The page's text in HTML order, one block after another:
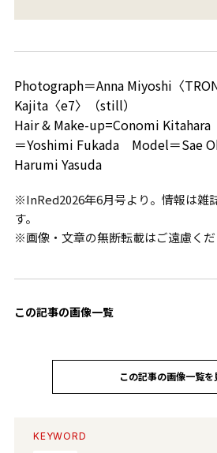
Photograph＝Anna Miyoshi〈
Kajita〈e7〉（still）
Hair & Make-up=Conomi
＝Yoshimi Fukada Model＝Sae
Harumi Yasuda
※InRed2026年6月号より。情報は雑
す。
※画像・文章の無断転載はご遠慮くだ
この記事の画像一覧
この記事の画像一覧を
KEYWORD